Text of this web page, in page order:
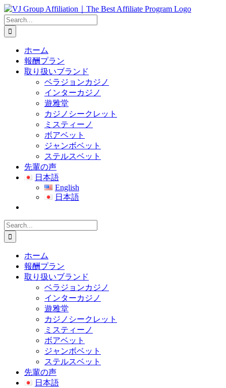
Skip
to
content
Search
for:
ホーム
報酬プラン
取り扱いブランド
ベラジョンカジノ
インターカジノ
遊雅堂
カジノシークレット
ミスティーノ
ボアベット
ジャンボベット
ステルスベット
先輩の声
日本語
English
日本語
Search
for:
ホーム
報酬プラン
取り扱いブランド
ベラジョンカジノ
インターカジノ
遊雅堂
カジノシークレット
ミスティーノ
ボアベット
ジャンボベット
ステルスベット
先輩の声
日本語